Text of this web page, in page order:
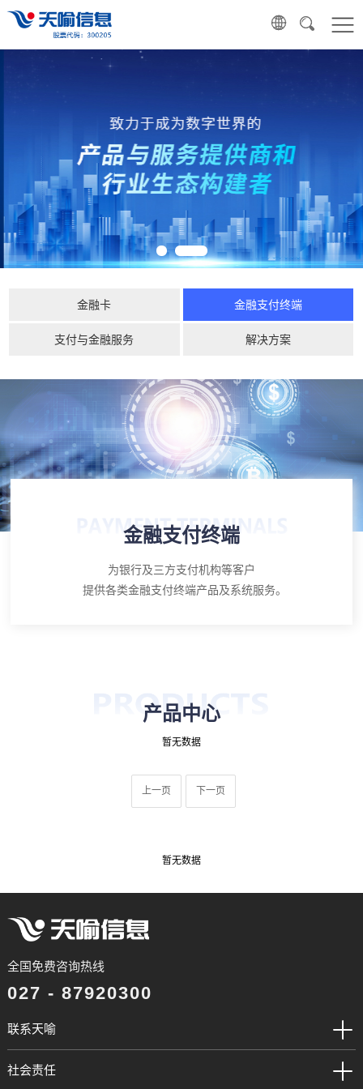
金融卡 金融支付终端
支付与金融服务 解决方案
金融支付终端
为银行及三方支付机构等客户
提供各类金融支付终端产品及系统服务。
产品中心
暂无数据
上一页 下一页
暂无数据
全国免费咨询热线
027 - 87920300
联系天喻
社会责任